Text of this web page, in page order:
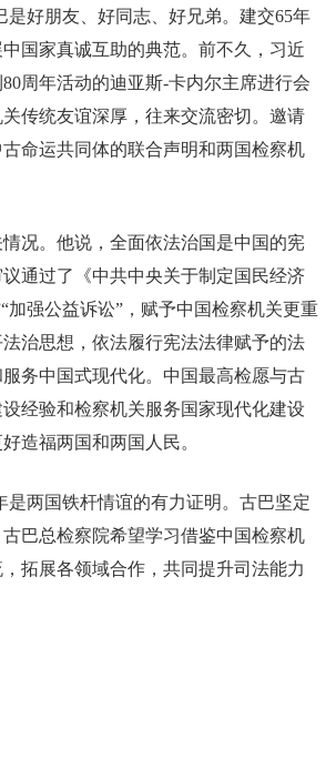
好朋友、好同志、好兄弟。建交65年
国家真诚互助的典范。前不久，习近
周年活动的迪亚斯-卡内尔主席进行会
传统友谊深厚，往来交流密切。邀请
命运共同体的联合声明和两国检察机
况。他说，全面依法治国是中国的宪
通过了《中共中央关于制定国民经济
强公益诉讼”，赋予中国检察机关更重
治思想，依法履行宪法法律赋予的法
务中国式现代化。中国最高检愿与古
经验和检察机关服务国家现代化建设
造福两国和两国人民。
是两国铁杆情谊的有力证明。古巴坚定
巴总检察院希望学习借鉴中国检察机
拓展各领域合作，共同提升司法能力